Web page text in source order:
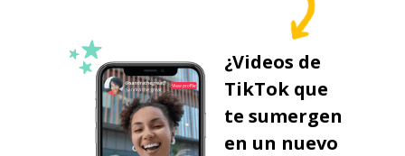
¿Videos de
TikTok que
te sumergen
en un nuevo